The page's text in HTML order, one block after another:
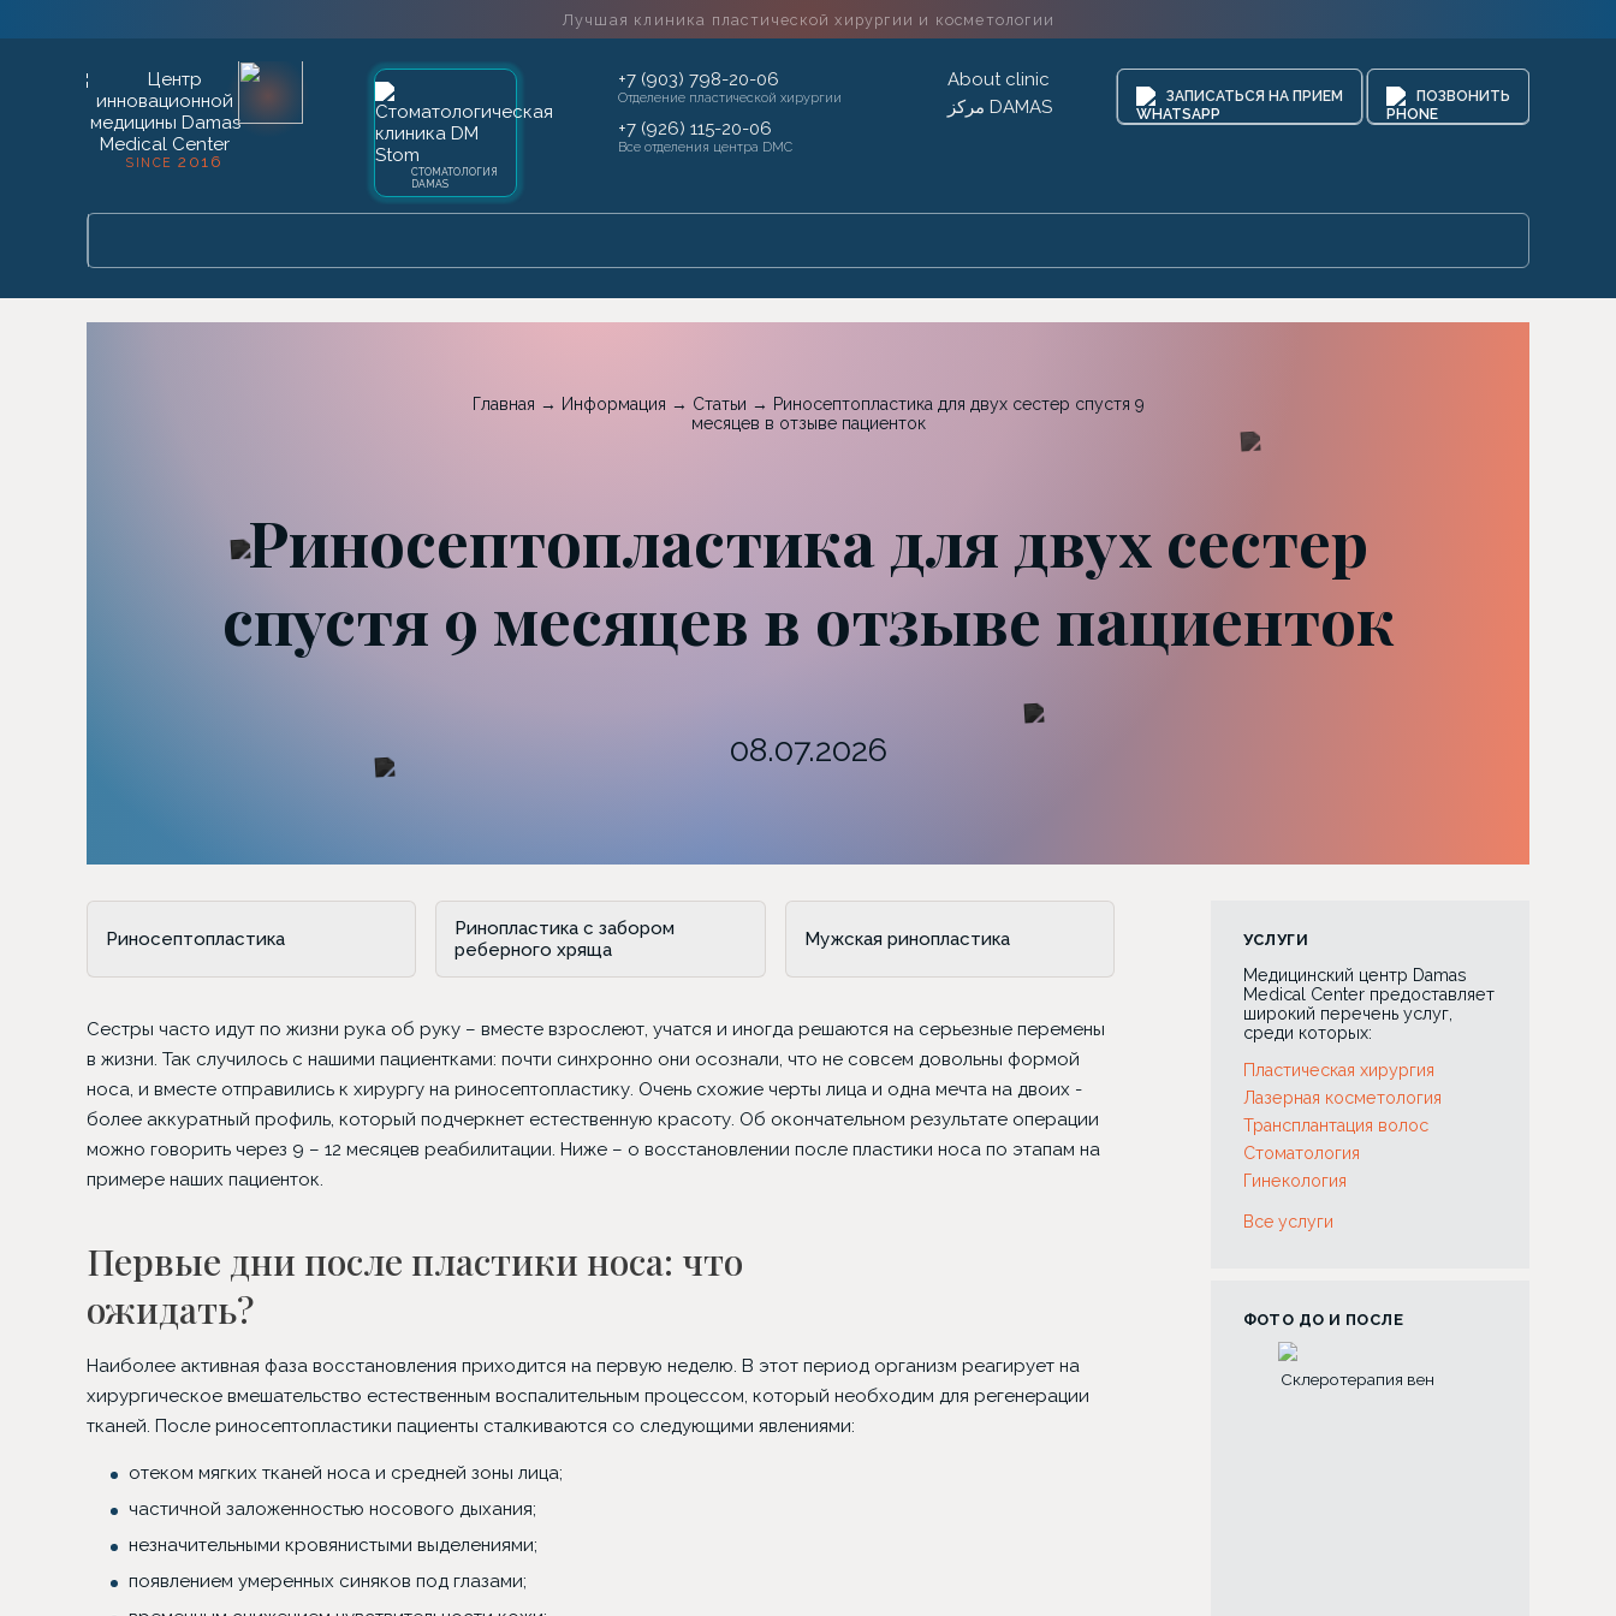
Лучшая клиника пластической хирургии и косметологии
SINCE 2016
СТОМАТОЛОГИЯ
DAMAS
+7 (903) 798-20-06
Отделение пластической хирургии
+7 (926) 115-20-06
Все отделения центра DMC
About clinic
مركز DAMAS
ЗАПИСАТЬСЯ НА ПРИЕМ ПОЗВОНИТЬ
Главная → Информация → Статьи → Риносептопластика для двух сестер спустя 9
месяцев в отзыве пациенток
Риносептопластика для двух сестер
спустя 9 месяцев в отзыве пациенток
08.07.2026
Риносептопластика
Ринопластика с забором
реберного хряща
Мужская ринопластика
Сестры часто идут по жизни рука об руку – вместе взрослеют, учатся и иногда решаются на серьезные перемены
в жизни. Так случилось с нашими пациентками: почти синхронно они осознали, что не совсем довольны формой
носа, и вместе отправились к хирургу на риносептопластику. Очень схожие черты лица и одна мечта на двоих -
более аккуратный профиль, который подчеркнет естественную красоту. Об окончательном результате операции
можно говорить через 9 – 12 месяцев реабилитации. Ниже – о восстановлении после пластики носа по этапам на
примере наших пациенток.
Первые дни после пластики носа: что
ожидать?
Наиболее активная фаза восстановления приходится на первую неделю. В этот период организм реагирует на
хирургическое вмешательство естественным воспалительным процессом, который необходим для регенерации
тканей. После риносептопластики пациенты сталкиваются со следующими явлениями:
отеком мягких тканей носа и средней зоны лица;
частичной заложенностью носового дыхания;
незначительными кровянистыми выделениями;
появлением умеренных синяков под глазами;
УСЛУГИ
Медицинский центр Damas
Medical Center предоставляет
широкий перечень услуг,
среди которых:
Пластическая хирургия
Лазерная косметология
Трансплантация волос
Стоматология
Гинекология
Все услуги
ФОТО ДО И ПОСЛЕ
Трансплантация в зону
бровей
Блефаропластика
Классическая
абдоминопластика
Имплантация зубов с
установкой коронок
Склеротерапия вен